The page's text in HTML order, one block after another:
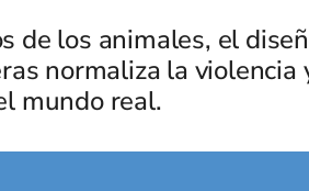
de los animales, el
normaliza la violencia
mundo real.